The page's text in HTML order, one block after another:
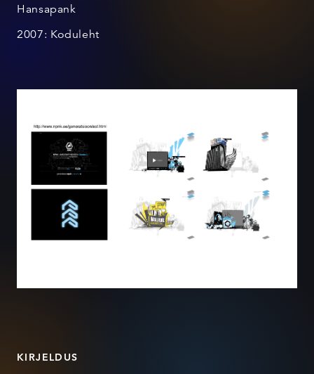
Hansapank
2007: Koduleht
KIRJELDUS